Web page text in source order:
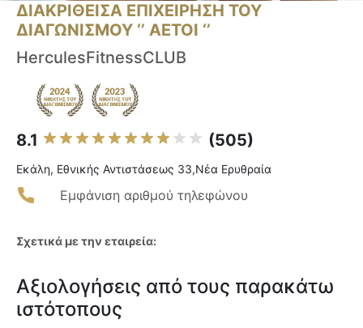
ΔΙΑΚΡΙΘΕΙΣΑ ΕΠΙΧΕΙΡΗΣΗ ΤΟΥ
ΔΙΑΓΩΝΙΣΜΟΥ ‘’ ΑΕΤΟΙ ‘’
HerculesFitnessCLUB
8.1 (505)
Εκάλη, Εθνικής Αντιστάσεως 33,Νἐα Ερυθραία
Εμφάνιση αριθμού τηλεφώνου
Σχετικά με την εταιρεία:
Αξιολογήσεις από τους παρακάτω
ιστότοπους